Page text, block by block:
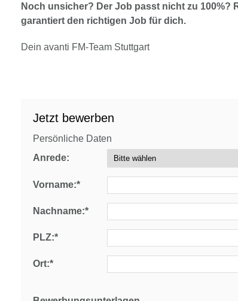
Noch unsicher? Der Job passt nicht zu
garantiert den richtigen Job für dich.
Dein avanti FM-Team Stuttgart
Jetzt bewerben
Persönliche Daten
Anrede:
Vorname:*
Nachname:*
PLZ:*
Ort:*